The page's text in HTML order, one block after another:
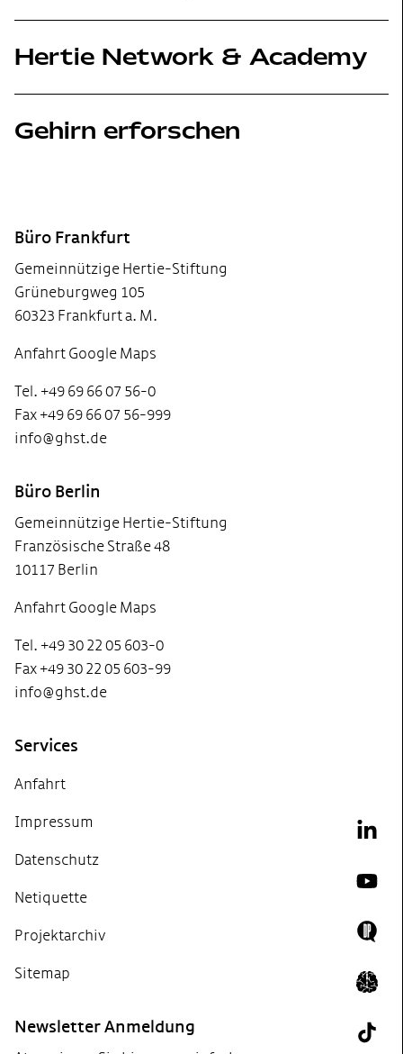
Hertie Network & Academy
Gehirn erforschen
Büro Frankfurt
Gemeinnützige Hertie-Stiftung
Grüneburgweg 105
60323 Frankfurt a. M.
Anfahrt Google Maps
Tel. +49 69 66 07 56-0
Fax +49 69 66 07 56-999
info@ghst.de
Büro Berlin
Gemeinnützige Hertie-Stiftung
Französische Straße 48
10117 Berlin
Anfahrt Google Maps
Tel. +49 30 22 05 603-0
Fax +49 30 22 05 603-99
info@ghst.de
Services
Anfahrt
Impressum
Datenschutz
Netiquette
Projektarchiv
Sitemap
Newsletter Anmeldung
Icon
Tik